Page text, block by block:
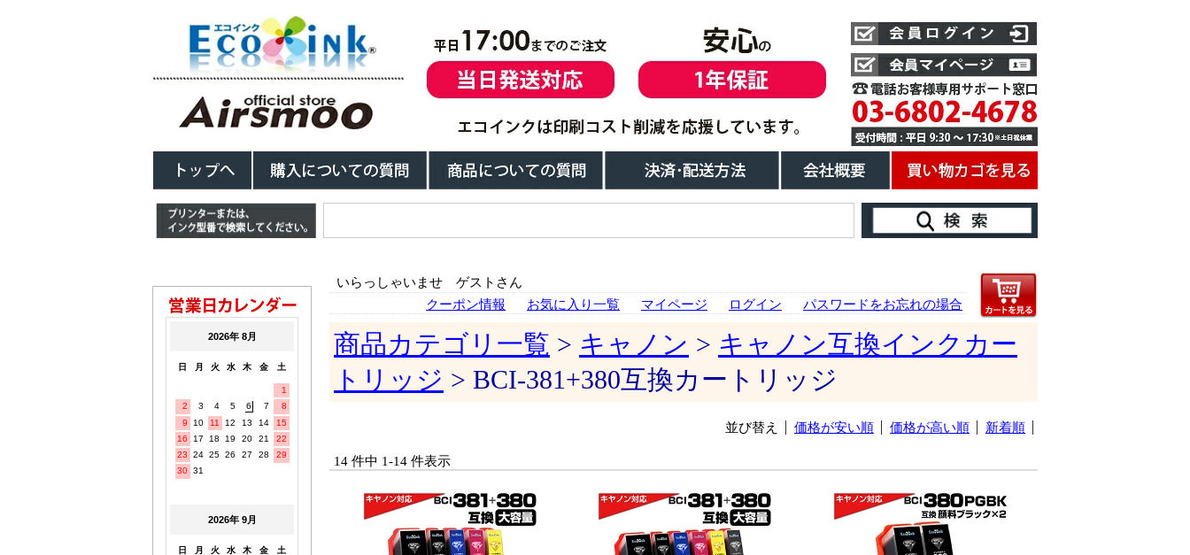
いらっしゃいませ ゲストさん
クーポン情報
お気に入り一覧 マイページ ログイン パスワードをお忘れの場合
商品カテゴリ一覧 > キャノン > キャノン互換インクカー
トリッジ > BCI-381+380互換カートリッジ
並び替え 価格が安い順 価格が高い順 新着順
14 件中 1-14 件表示